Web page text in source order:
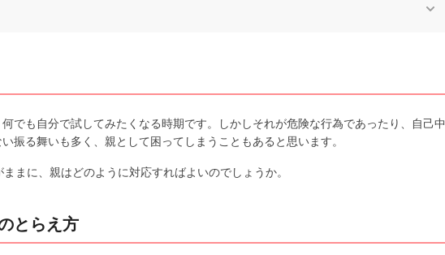
でも自分で試してみたくなる時期です。しかしそれが危険な行為であったり、自己中
振る舞いも多く、親として困ってしまうこともあると思います。
まに、親はどのように対応すればよいのでしょうか。
とらえ方